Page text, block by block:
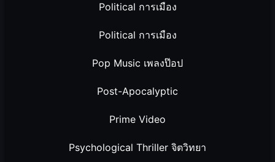
Political การเมือง
Political การเมือง
Pop Music เพลงป๊อป
Post-Apocalyptic
Prime Video
Psychological Thriller จิตวิทยา